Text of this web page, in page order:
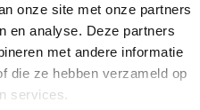
onze site met onze partners
en analyse. Deze partners
met andere informatie
die ze hebben verzameld op
services.opties.